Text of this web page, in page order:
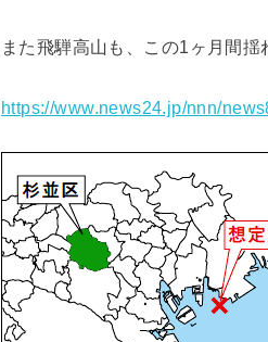
また飛騨高山も、この1ヶ月間揺
https://www.news24.jp/nnn/